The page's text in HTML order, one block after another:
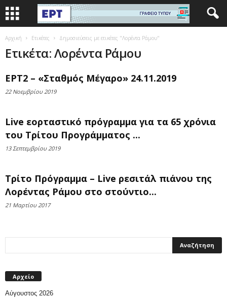
Αρχική Ετικέτες Δημοσιεύσεις με ετικέτες "Λορέντα Ράμου"
Ετικέτα: Λορέντα Ράμου
ΕΡΤ2 – «Σταθμός Μέγαρο» 24.11.2019
22 Νοεμβρίου 2019
Live εορταστικό πρόγραμμα για τα 65 χρόνια
του Τρίτου Προγράμματος ...
13 Σεπτεμβρίου 2019
Τρίτο Πρόγραμμα – Live ρεσιτάλ πιάνου της
Λορέντας Ράμου στο στούντιο...
21 Μαρτίου 2017
Αρχείο
Αύγουστος 2026